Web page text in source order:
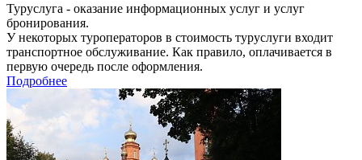
Туруслуга - оказание информационных услуг и услуг
бронирования.
У некоторых туроператоров в стоимость туруслуги входит
транспортное обслуживание. Как правило, оплачивается в
первую очередь после оформления.
Подробнее